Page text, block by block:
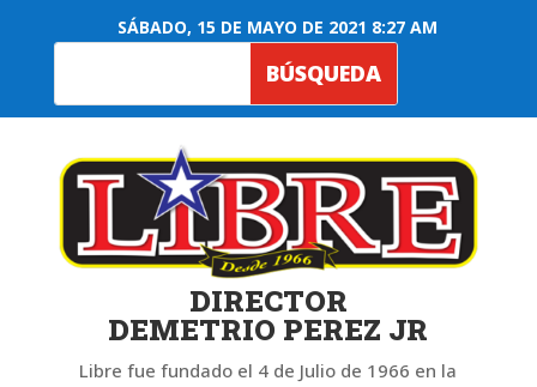
SÁBADO, 15 DE MAYO DE 2021 8:27 AM
DIRECTOR
DEMETRIO PEREZ JR
Libre fue fundado el 4 de Julio de 1966 en la